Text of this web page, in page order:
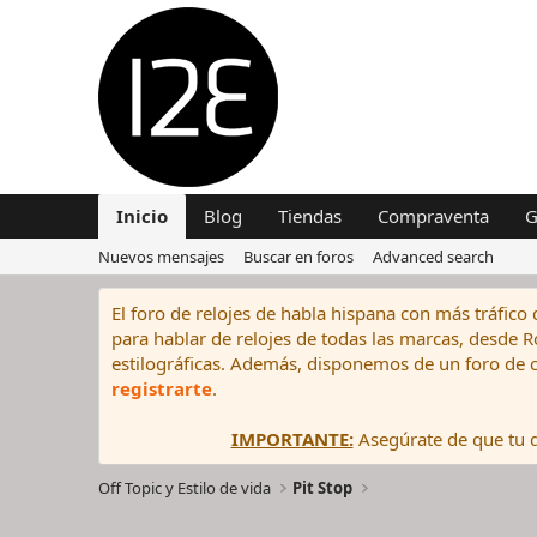
Inicio Blog Tiendas Compraventa
Nuevos mensajes Buscar en foros Advanced search
El foro de relojes de habla hispana con más
para hablar de relojes de todas las marcas, desde
estilográficas. Además, disponemos de un foro
registrarte.
IMPORTANTE:Asegúrate de que tu
Off Topic y Estilo de vida Pit Stop